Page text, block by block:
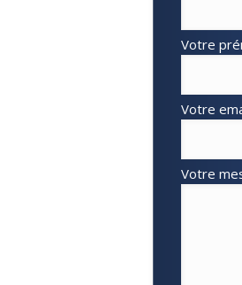
Votre
Votre
Votre